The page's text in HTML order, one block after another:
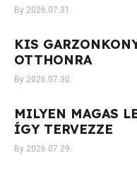
2026.07.31.
KIS
OTTHONRA
2026.07.30.
MILYEN MAGAS
ÍGY TERVEZZE
2026.07.29.